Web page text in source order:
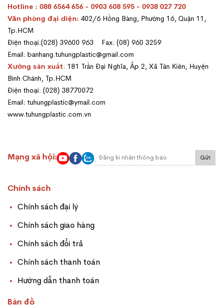
Hotline : 088 6564 656 - 0903 608 595 - 0938 027 720
Văn phòng đại diện: 402/6 Hồng Bàng, Phường 16, Quận 11,
Tp.HCM
Điện thoại:(028) 39600 963 Fax: (08) 960 3259
Email: banhang.tuhungplastic@gmail.com
Xưởng sản xuất: 181 Trần Đại Nghĩa, Ấp 2, Xã Tân Kiên, Huyện
Bình Chánh, Tp.HCM
Điện thoại: (028) 38770072
Email: tuhungplastic@ymail.com
www.tuhungplastic.com.vn
Mạng xã hội: Gửi
Chính sách
Chính sách đại lý
Chính sách giao hàng
Chính sách đổi trả
Chính sách thanh toán
Hướng dẫn thanh toán
Bản đồ